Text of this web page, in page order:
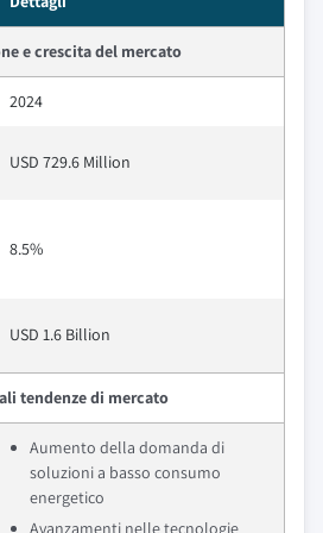
e crescita del mercato
2024
USD 729.6 Million
8.5%
USD 1.6 Billion
tendenze di mercato
Aumento della domanda di
soluzioni a basso consumo
energetico
Avanzamenti nelle tecnologie